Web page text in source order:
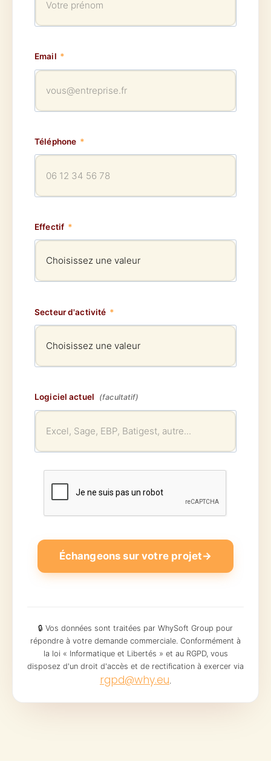
Email *
Téléphone *
Effectif *
Secteur d'activité *
Logiciel actuel (facultatif)
Échangeons sur votre projet→
🔒 Vos données sont traitées par WhySoft Group pour
répondre à votre demande commerciale. Conformément à
la loi « Informatique et Libertés » et au RGPD, vous
disposez d'un droit d'accès et de rectification à exercer via
rgpd@why.eu.